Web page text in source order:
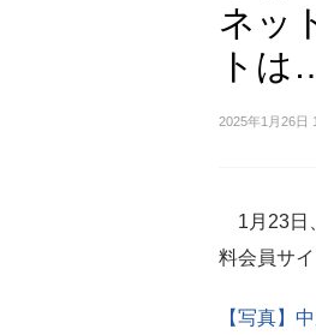
ネッ
トは
2025年1月26日
1月23日
料会員サ
【写真】